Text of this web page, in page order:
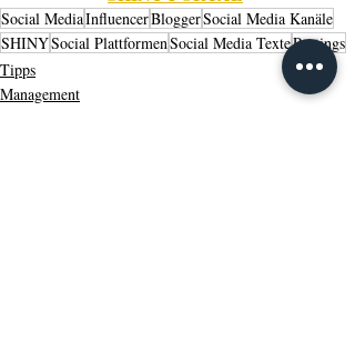
Social MediaInfluencerBloggerSocial Media Kanäle
SHINYSocial PlattformenSocial Media TextePostings
Tipps
Management